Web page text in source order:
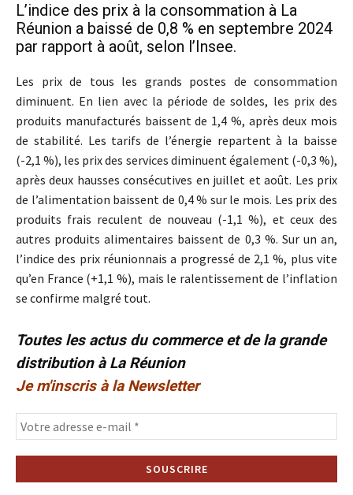
L’indice des prix à la consommation à La
Réunion a baissé de 0,8 % en septembre 2024
par rapport à août, selon l’Insee.
Les prix de tous les grands postes de consommation
diminuent. En lien avec la période de soldes, les prix des
produits manufacturés baissent de 1,4 %, après deux mois
de stabilité. Les tarifs de l’énergie repartent à la baisse
(-2,1 %), les prix des services diminuent également (-0,3 %),
après deux hausses consécutives en juillet et août. Les prix
de l’alimentation baissent de 0,4 % sur le mois. Les prix des
produits frais reculent de nouveau (-1,1 %), et ceux des
autres produits alimentaires baissent de 0,3 %. Sur un an,
l’indice des prix réunionnais a progressé de 2,1 %, plus vite
qu’en France (+1,1 %), mais le ralentissement de l’inflation
se confirme malgré tout.
Toutes les actus du commerce et de la grande
distribution à La Réunion
Je m'inscris à la Newsletter